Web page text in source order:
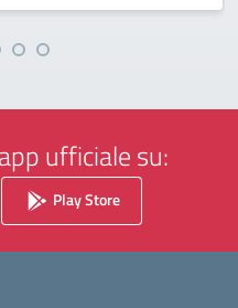
ufficiale su:
Play Store